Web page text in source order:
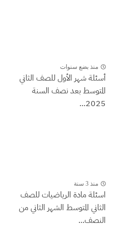
منذ بضع سنوات
أسئلة شهر الأول للصف الثاني
المتوسط بعد نصف السنة
2025...
منذ 3 سنة
اسئلة مادة الرياضيات للصف
الثاني المتوسط الشهر الثاني من
النصف...